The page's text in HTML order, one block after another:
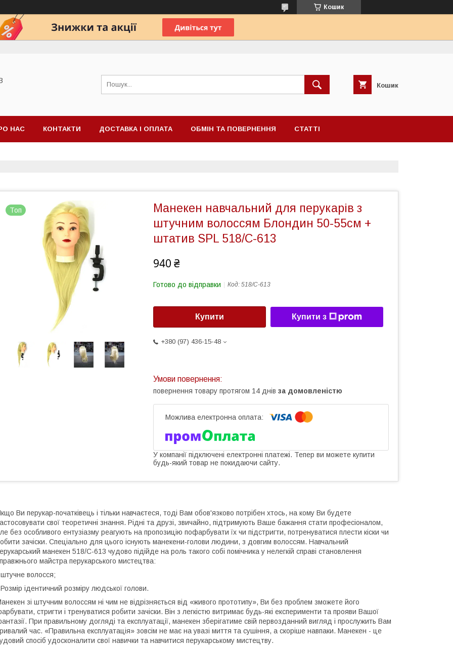
Кошик
Кошик
НАС КОНТАКТИ ДОСТАВКА І ОПЛАТА ОБМІН ТА ПОВЕРНЕННЯ СТАТТІ
Топ
Манекен навчальний для перукарів з
штучним волоссям Блондин 50-55см +
штатив SPL 518/C-613
940 ₴
Готово до відправки Код: 518/C-613
Купити Купити з
+380 (97) 436-15-48
повернення товару протягом 14 днів за домовленістю
У компанії підключені електронні платежі. Тепер ви можете купити
будь-який товар не покидаючи сайту.
Ви перукар-початківець і тільки навчаєтеся, тоді Вам обов'язково потрібен хтось, на кому Ви будете
свої теоретичні знання. Рідні та друзі, звичайно, підтримують Ваше бажання стати професіоналом,
без особливого ентузіазму реагують на пропозицію пофарбувати їх чи підстригти, потренуватися плести кіски чи
зачіски. Спеціально для цього існують манекени-голови людини, з довгим волоссям. Навчальний
манекен 518/C-613 чудово підійде на роль такого собі помічника у нелегкій справі становлення
майстра перукарського мистецтва:
волосся;
ідентичний розміру людської голови.
зі штучним волоссям ні чим не відрізняється від «живого прототипу», Ви без проблем зможете його
стригти і тренуватися робити зачіски. Він з легкістю витримає будь-які експерименти та прояви Вашої
При правильному догляді та експлуатації, манекен зберігатиме свій первозданний вигляд і прослужить Вам
час. «Правильна експлуатація» зовсім не має на увазі миття та сушіння, а скоріше навпаки. Манекен - це
спосіб удосконалити свої навички та навчитися перукарському мистецтву.